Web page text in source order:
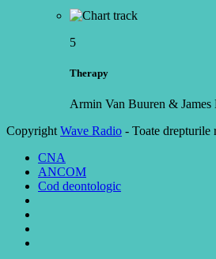
5
Therapy
Armin Van Buuren & James
Copyright Wave Radio - Toate drepturile
CNA
ANCOM
Cod deontologic